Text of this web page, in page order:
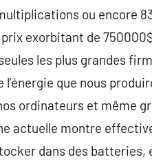
ou encore
exorbitant de
les plus grandes
l’énergie que nous
ordinateurs et même
actuelle montre
dans des